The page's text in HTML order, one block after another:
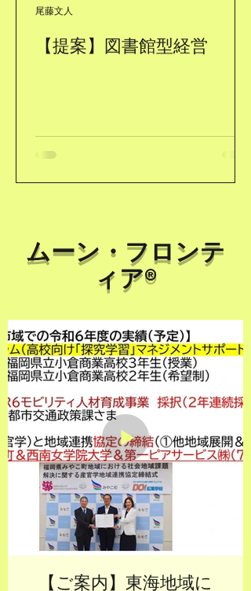
壊れてしまうからです。これは、１回
もはや、蟻地獄です。海外のことはよ
フィアであろうが、１円たりともディ
スカウントはしません。それが経済で
あり、経済を壊す根底となるからで
【提案】図書館型経営
尾藤文人
ムーン・フロンテ
ィア®
【ご案内】東海地域に